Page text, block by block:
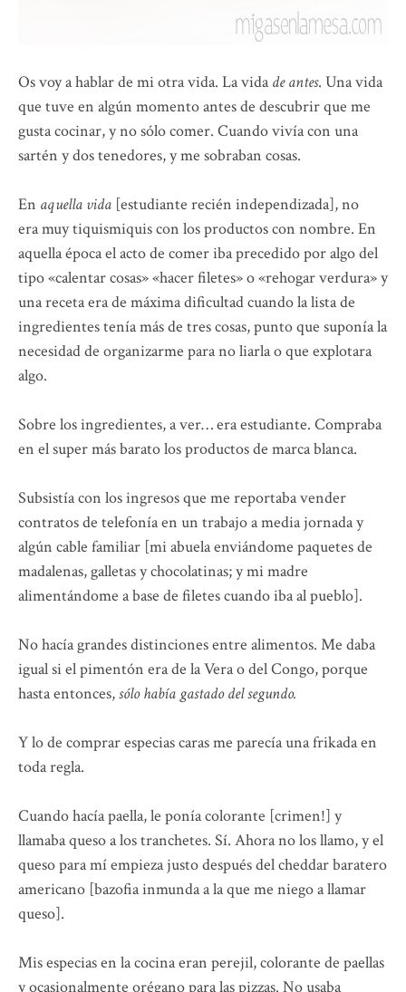
Os voy a hablar de mi otra vida. La vidade antes. Una vida
que tuve en algún momento antes de descubrir que me
gusta cocinar, y no sólo comer. Cuando vivía con una
sartén y dos tenedores, y me sobraban cosas.
En aquella vida [estudiante recién independizada], no
era muy tiquismiquis con los productos con nombre. En
aquella época el acto de comer iba precedido por algo del
tipo «calentar cosas» «hacer filetes» o «rehogar verdura» y
una receta era de máxima dificultad cuando la lista de
ingredientes tenía más de tres cosas, punto que suponía la
necesidad de organizarme para no liarla o que explotara
algo.
Sobre los ingredientes, a ver… era estudiante. Compraba
en el super más barato los productos de marca blanca.
Subsistía con los ingresos que me reportaba vender
contratos de telefonía en un trabajo a media jornada y
algún cable familiar [mi abuela enviándome paquetes de
madalenas, galletas y chocolatinas; y mi madre
alimentándome a base de filetes cuando iba al pueblo].
No hacía grandes distinciones entre alimentos. Me daba
igual si el pimentón era de la Vera o del Congo, porque
hasta entonces,sólo había gastado del segundo.
Y lo de comprar especias caras me parecía una frikada en
toda regla.
Cuando hacía paella, le ponía colorante [crimen!] y
llamaba queso a los tranchetes. Sí. Ahora no los llamo, y el
queso para mí empieza justo después del cheddar baratero
americano [bazofia inmunda a la que me niego a llamar
queso].
Mis especias en la cocina eran perejil, colorante de paellas
y ocasionalmente orégano para las pizzas. No usaba